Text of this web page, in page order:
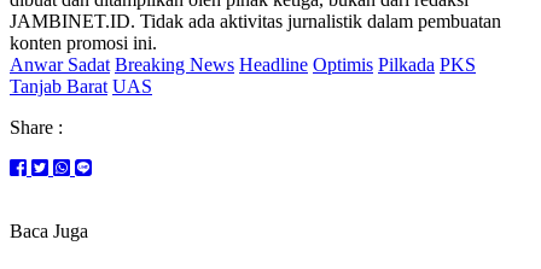
JAMBINET.ID. Tidak ada aktivitas jurnalistik dalam pembuatan
konten promosi ini.
Anwar Sadat Breaking News Headline Optimis Pilkada PKS
Tanjab Barat UAS
Share :
Baca Juga